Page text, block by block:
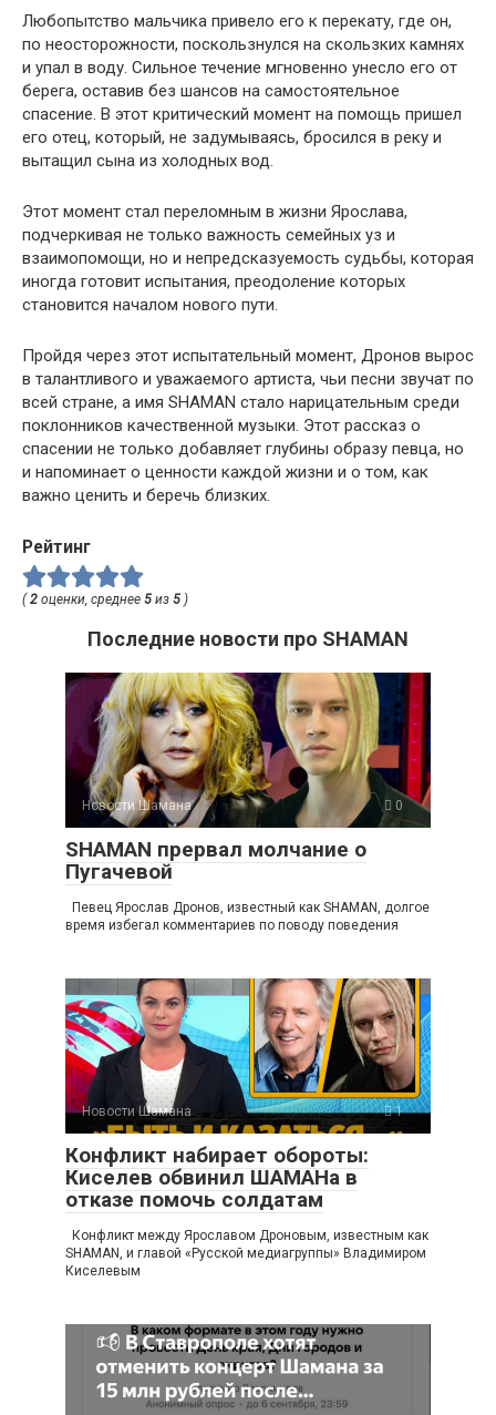
Любопытство мальчика привело его к перекату, где он,
по неосторожности, поскользнулся на скользких камнях
и упал в воду. Сильное течение мгновенно унесло его от
берега, оставив без шансов на самостоятельное
спасение. В этот критический момент на помощь пришел
его отец, который, не задумываясь, бросился в реку и
вытащил сына из холодных вод.
Этот момент стал переломным в жизни Ярослава,
подчеркивая не только важность семейных уз и
взаимопомощи, но и непредсказуемость судьбы, которая
иногда готовит испытания, преодоление которых
становится началом нового пути.
Пройдя через этот испытательный момент, Дронов вырос
в талантливого и уважаемого артиста, чьи песни звучат по
всей стране, а имя SHAMAN стало нарицательным среди
поклонников качественной музыки. Этот рассказ о
спасении не только добавляет глубины образу певца, но
и напоминает о ценности каждой жизни и о том, как
важно ценить и беречь близких.
Рейтинг
( 2 оценки, среднее 5 из 5 )
Последние новости про SHAMAN
Новости Шамана 0
SHAMAN прервал молчание о
Пугачевой
Певец Ярослав Дронов, известный как SHAMAN, долгое
время избегал комментариев по поводу поведения
Новости Шамана 1
Конфликт набирает обороты:
Киселев обвинил ШАМАНа в
отказе помочь солдатам
Конфликт между Ярославом Дроновым, известным как
SHAMAN, и главой «Русской медиагруппы» Владимиром
Киселевым